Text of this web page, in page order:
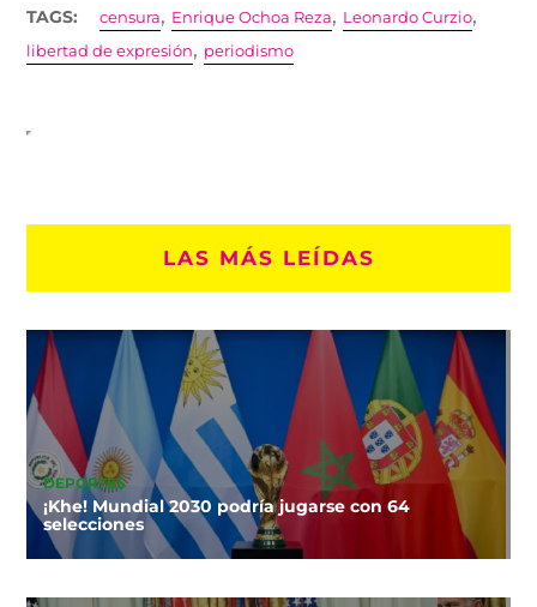
TAGS: censura, Enrique Ochoa Reza, Leonardo Curzio,
libertad de expresión, periodismo
LAS MÁS LEÍDAS
DEPORTES
¡Khe! Mundial 2030 podría jugarse con 64
selecciones